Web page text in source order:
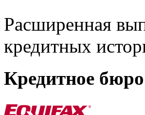
Расширенная
кредитных
Кредитное